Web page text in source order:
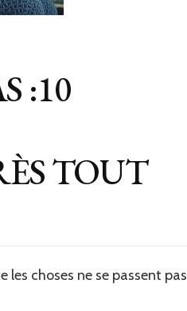
:10
TOUT
choses ne se passent pas